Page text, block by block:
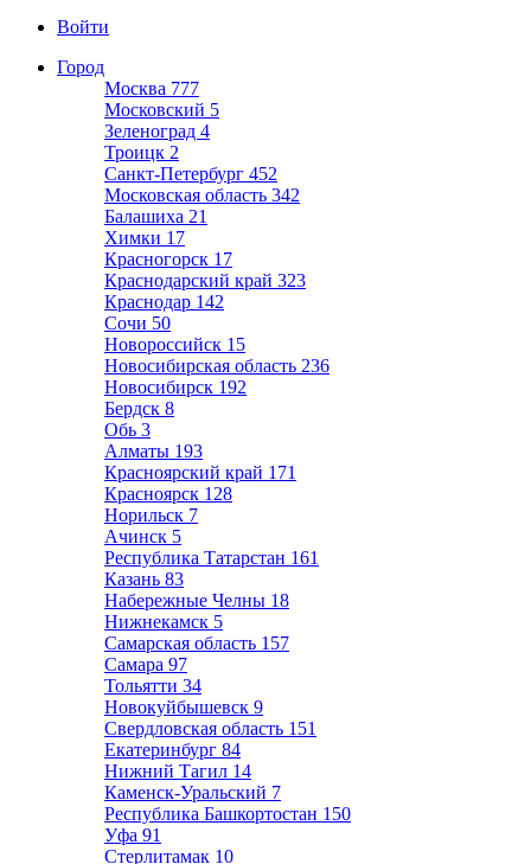
Войти
Город
Москва 777
Московский 5
Зеленоград 4
Троицк 2
Санкт-Петербург 452
Московская область 342
Балашиха 21
Химки 17
Красногорск 17
Краснодарский край 323
Краснодар 142
Сочи 50
Новороссийск 15
Новосибирская область 236
Новосибирск 192
Бердск 8
Обь 3
Алматы 193
Красноярский край 171
Красноярск 128
Норильск 7
Ачинск 5
Республика Татарстан 161
Казань 83
Набережные Челны 18
Нижнекамск 5
Самарская область 157
Самара 97
Тольятти 34
Новокуйбышевск 9
Свердловская область 151
Екатеринбург 84
Нижний Тагил 14
Каменск-Уральский 7
Республика Башкортостан 150
Уфа 91
Стерлитамак 10